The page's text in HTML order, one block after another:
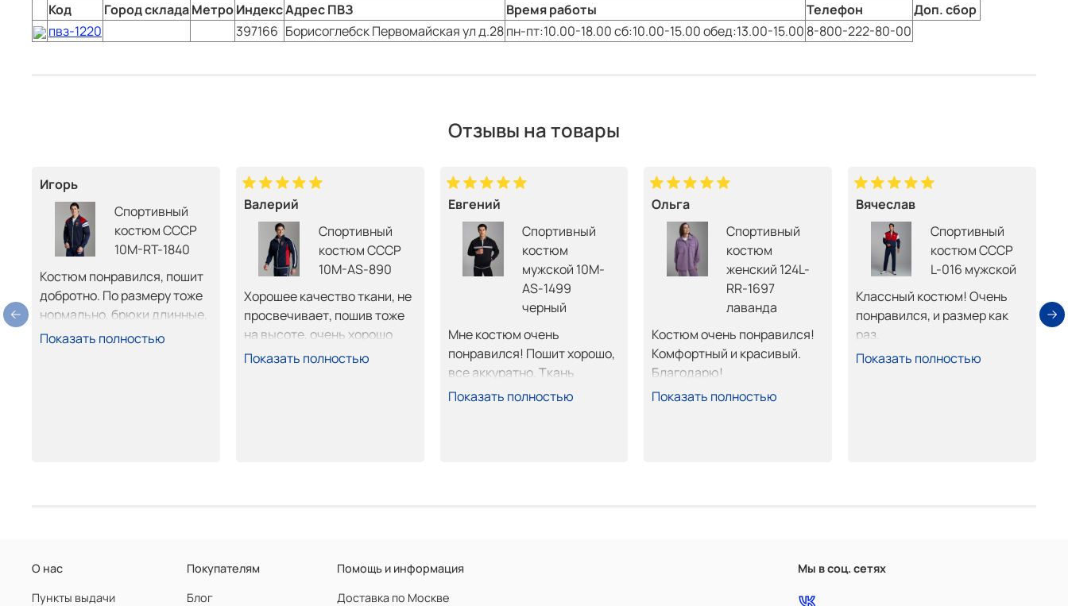
Код Город складаМетроИндексАдрес ПВЗ Время работы Телефон
Доп. сбор
пвз-1220
397166 БорисоглебскПервомайская ул д.28пн-пт:10.00-18.00 сб:10.00-15.00 обед:13.00-15.00 8-800-222-80-00
Отзывы на товары
Игорь
Спортивный
костюм СССР
10M-RT-1840
Костюм понравился, пошит
добротно. По размеру тоже
нормально, брюки длинные,
обрежу не страшно.
Показать полностью
Валерий
Спортивный
костюм СССР
10M-AS-890
Хорошее качество ткани, не
просвечивает, пошив тоже
на высоте, очень хорошо
сел. Покупкой доволен
Показать полностью
Евгений
Спортивный
костюм
мужской 10M-
AS-1499
черный
Мне костюм очень
понравился! Пошит хорошо,
все аккуратно. Ткань
плотная хорошая. Приехал
Показать полностью
Ольга
Спортивный
костюм
женский 124L-
RR-1697
лаванда
Костюм очень понравился!
Комфортный и красивый.
Благодарю!
Показать полностью
Вячеслав
Спортивный
костюм СССР
L-016 мужской
Классный костюм! Очень
понравился, и размер как
раз.
Показать полностью
О нас
Пункты выдачи
Покупателям
Блог
Помощь и информация
Доставка по Москве
Мы в соц. сетях